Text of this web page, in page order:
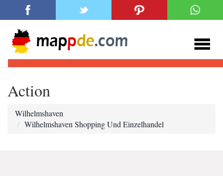
Action
Wilhelmshaven
Wilhelmshaven Shopping Und Einzelhandel